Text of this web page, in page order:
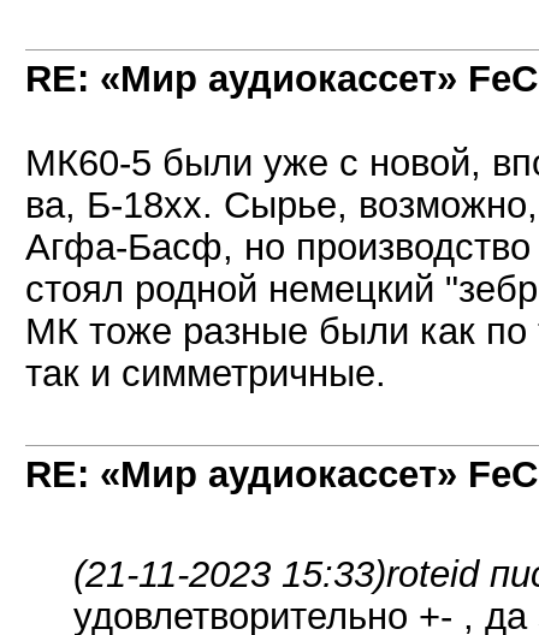
RE: «Мир аудиокассет»
МК60-5 были уже с новой,
ва, Б-18хх. Сырье,
Агфа-Басф, но
стоял родной немецкий
МК тоже разные были как
так и симметричные.
RE: «Мир аудиокассет»
(21-11-2023 15:33)roteid
удовлетворительно +- ,